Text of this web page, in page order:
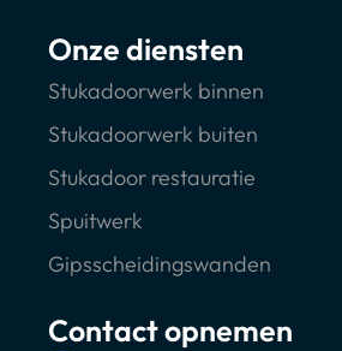
Onze diensten
Stukadoorwerk binnen
Stukadoorwerk buiten
Stukadoor restauratie
Spuitwerk
Gipsscheidingswanden
Contact opnemen